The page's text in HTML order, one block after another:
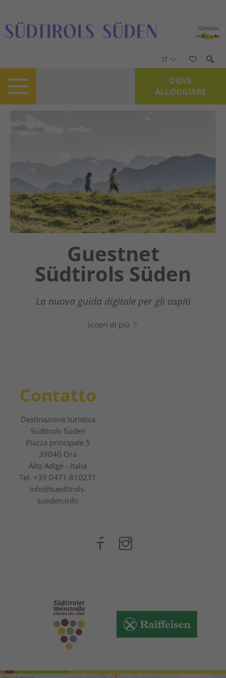
IT
DOVE
ALLOGGIARE
Chatbot OTTO
Il tuo assistente digitale nel Sud dell’Alto
Adige - Clicca sul link, apri WhatsApp e
inizia subito a chattare!
Guestnet
Südtirols Süden
La nuova guida digitale per gli ospiti
scopri di più
Contatto
Destinazione turistica
Südtirols Süden
Piazza principale 5
39040 Ora
Alto Adige - Italia
Tel. +39 0471 810231
info@suedtirols-
sueden.info